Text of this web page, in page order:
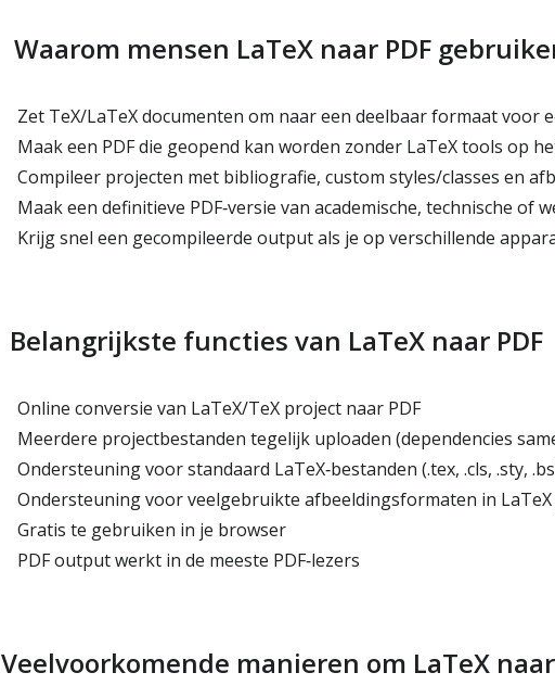
Waarom mensen LaTeX naar PDF
Zet TeX/LaTeX documenten om naar een deelbaar formaat voor
Maak een PDF die geopend kan worden zonder LaTeX tools op
Compileer projecten met bibliografie, custom styles/classes en
Maak een definitieve PDF‑versie van academische, technische of
Krijg snel een gecompileerde output als je op verschillende
Belangrijkste functies van LaTeX naar PDF
Online conversie van LaTeX/TeX project naar PDF
Meerdere projectbestanden tegelijk uploaden (dependencies
Ondersteuning voor standaard LaTeX‑bestanden (.tex, .cls, .sty,
Ondersteuning voor veelgebruikte afbeeldingsformaten in LaTeX
Gratis te gebruiken in je browser
PDF output werkt in de meeste PDF‑lezers
Veelvoorkomende manieren om LaTeX